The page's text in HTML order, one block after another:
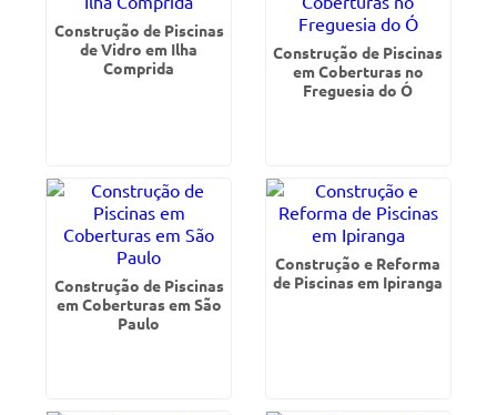
Construção de Piscinas
de Vidro em Ilha
Comprida
Construção de Piscinas
em Coberturas no
Freguesia do Ó
Construção de Piscinas
em Coberturas em São
Paulo
Construção e Reforma
de Piscinas em Ipiranga